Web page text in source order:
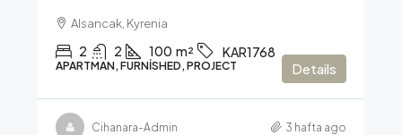
Alsancak, Kyrenia
2 2 100 m² KAR1768
APARTMAN, FURNISHED, PROJECT Details
Cihanara-Admin 3 hafta ago